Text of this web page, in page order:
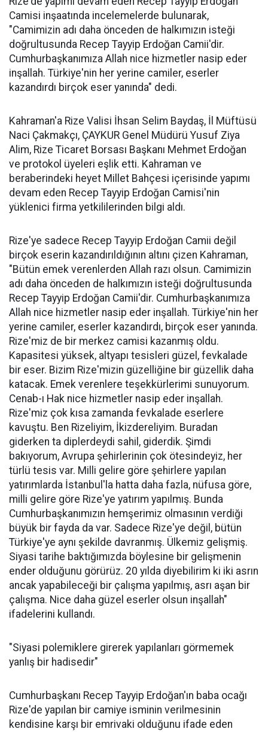
Camisi inşaatında incelemelerde bulunarak,
"Camimizin adı daha önceden de halkımızın isteği
doğrultusunda Recep Tayyip Erdoğan Camii'dir.
Cumhurbaşkanımıza Allah nice hizmetler nasip eder
inşallah. Türkiye'nin her yerine camiler, eserler
kazandırdı birçok eser yanında" dedi.
Kahraman'a Rize Valisi İhsan Selim Baydaş, İl Müftüsü
Naci Çakmakçı, ÇAYKUR Genel Müdürü Yusuf Ziya
Alim, Rize Ticaret Borsası Başkanı Mehmet Erdoğan
ve protokol üyeleri eşlik etti. Kahraman ve
beraberindeki heyet Millet Bahçesi içerisinde yapımı
devam eden Recep Tayyip Erdoğan Camisi'nin
yüklenici firma yetkililerinden bilgi aldı.
Rize'ye sadece Recep Tayyip Erdoğan Camii değil
birçok eserin kazandırıldığının altını çizen Kahraman,
"Bütün emek verenlerden Allah razı olsun. Camimizin
adı daha önceden de halkımızın isteği doğrultusunda
Recep Tayyip Erdoğan Camii'dir. Cumhurbaşkanımıza
Allah nice hizmetler nasip eder inşallah. Türkiye'nin her
yerine camiler, eserler kazandırdı, birçok eser yanında.
Rize'miz de bir merkez camisi kazanmış oldu.
Kapasitesi yüksek, altyapı tesisleri güzel, fevkalade
bir eser. Bizim Rize'mizin güzelliğine bir güzellik daha
katacak. Emek verenlere teşekkürlerimi sunuyorum.
Cenab-ı Hak nice hizmetler nasip eder inşallah.
Rize'miz çok kısa zamanda fevkalade eserlere
kavuştu. Ben Rizeliyim, İkizdereliyim. Buradan
giderken ta diplerdeydi sahil, giderdik. Şimdi
bakıyorum, Avrupa şehirlerinin çok ötesindeyiz, her
türlü tesis var. Milli gelire göre şehirlere yapılan
yatırımlarda İstanbul'la hatta daha fazla, nüfusa göre,
milli gelire göre Rize'ye yatırım yapılmış. Bunda
Cumhurbaşkanımızın hemşerimiz olmasının verdiği
büyük bir fayda da var. Sadece Rize'ye değil, bütün
Türkiye'ye aynı şekilde davranmış. Ülkemiz gelişmiş.
Siyasi tarihe baktığımızda böylesine bir gelişmenin
ender olduğunu görürüz. 20 yılda diyebilirim ki iki asrın
ancak yapabileceği bir çalışma yapılmış, asrı aşan bir
çalışma. Nice daha güzel eserler olsun inşallah"
ifadelerini kullandı.
"Siyasi polemiklere girerek yapılanları görmemek
yanlış bir hadisedir"
Cumhurbaşkanı Recep Tayyip Erdoğan'ın baba ocağı
Rize'de yapılan bir camiye isminin verilmesinin
kendisine karşı bir emrivaki olduğunu ifade eden